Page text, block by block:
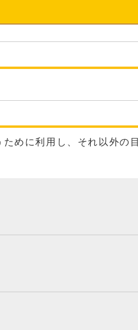
めに利用し、それ以外の目